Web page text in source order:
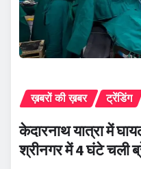
ख़बरों की ख़बर ट्रेंडिंग
केदारनाथ यात्रा में
श्रीनगर में 4 घंटे चली